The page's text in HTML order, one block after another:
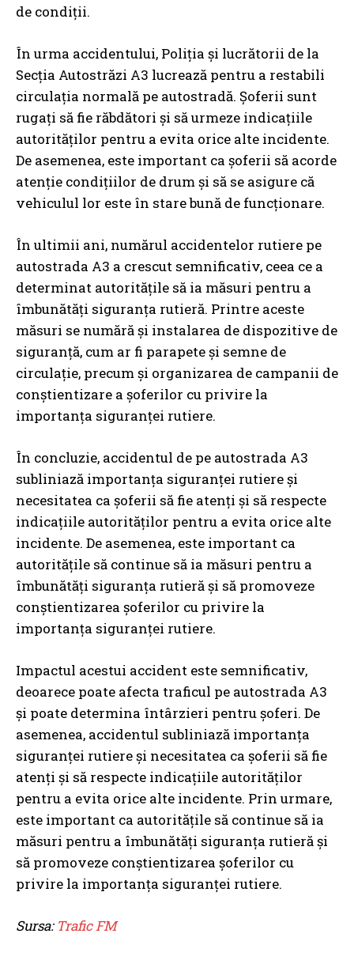
de condiții.
În urma accidentului, Poliția și lucrătorii de la
Secția Autostrăzi A3 lucrează pentru a restabili
circulația normală pe autostradă. Șoferii sunt
rugați să fie răbdători și să urmeze indicațiile
autorităților pentru a evita orice alte incidente.
De asemenea, este important ca șoferii să acorde
atenție condițiilor de drum și să se asigure că
vehiculul lor este în stare bună de funcționare.
În ultimii ani, numărul accidentelor rutiere pe
autostrada A3 a crescut semnificativ, ceea ce a
determinat autoritățile să ia măsuri pentru a
îmbunătăți siguranța rutieră. Printre aceste
măsuri se numără și instalarea de dispozitive de
siguranță, cum ar fi parapete și semne de
circulație, precum și organizarea de campanii de
conștientizare a șoferilor cu privire la
importanța siguranței rutiere.
În concluzie, accidentul de pe autostrada A3
subliniază importanța siguranței rutiere și
necesitatea ca șoferii să fie atenți și să respecte
indicațiile autorităților pentru a evita orice alte
incidente. De asemenea, este important ca
autoritățile să continue să ia măsuri pentru a
îmbunătăți siguranța rutieră și să promoveze
conștientizarea șoferilor cu privire la
importanța siguranței rutiere.
Impactul acestui accident este semnificativ,
deoarece poate afecta traficul pe autostrada A3
și poate determina întârzieri pentru șoferi. De
asemenea, accidentul subliniază importanța
siguranței rutiere și necesitatea ca șoferii să fie
atenți și să respecte indicațiile autorităților
pentru a evita orice alte incidente. Prin urmare,
este important ca autoritățile să continue să ia
măsuri pentru a îmbunătăți siguranța rutieră și
să promoveze conștientizarea șoferilor cu
privire la importanța siguranței rutiere.
Sursa: Trafic FM